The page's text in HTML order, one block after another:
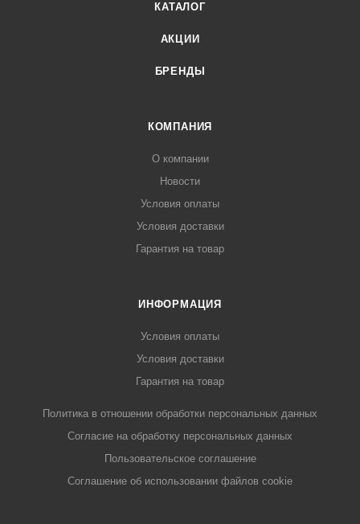
КАТАЛОГ
АКЦИИ
БРЕНДЫ
КОМПАНИЯ
О компании
Новости
Условия оплаты
Условия доставки
Гарантия на товар
ИНФОРМАЦИЯ
Условия оплаты
Условия доставки
Гарантия на товар
Политика в отношении обработки персональных данных
Cогласие на обработку персональных данных
Пользовательское соглашение
Cоглашение об использовании файлов cookie